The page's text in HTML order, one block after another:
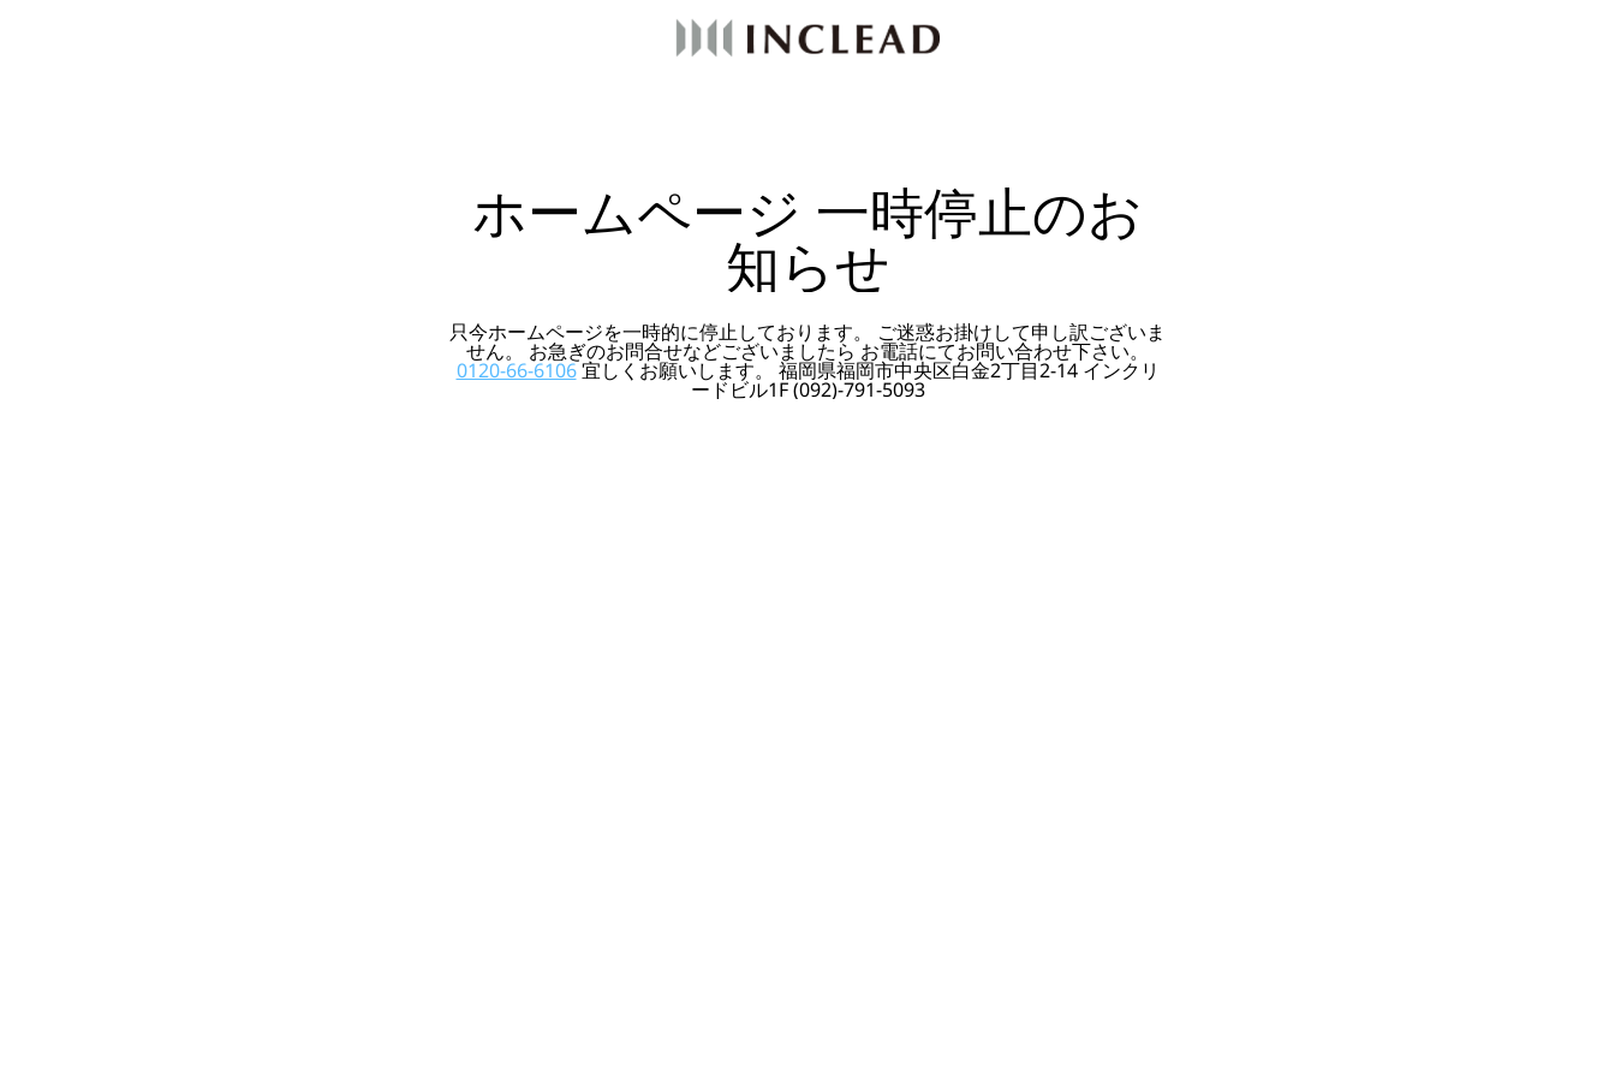
ホームページ 一時停止のお
知らせ
只今ホームページを一時的に停止しております。 ご迷惑お掛けして申し訳ございま
せん。 お急ぎのお問合せなどございましたら お電話にてお問い合わせ下さい。
0120-66-6106宜しくお願いします。 福岡県福岡市中央区白金2丁目2-14 インクリ
ードビル1F (092)-791-5093